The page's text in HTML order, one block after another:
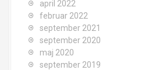
april 2022
februar 2022
september 2021
september 2020
maj 2020
september 2019